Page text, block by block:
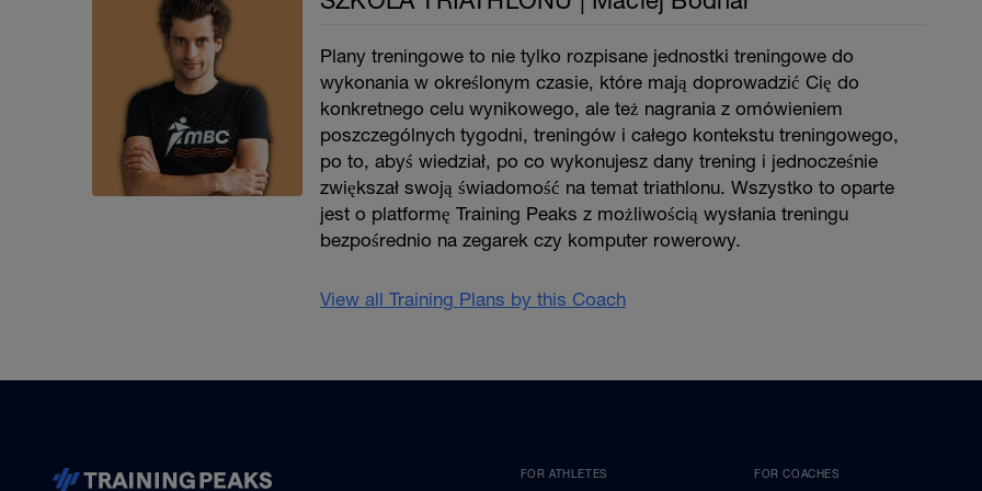
Plany treningowe to nie tylko rozpisane jednostki treningowe do
wykonania w określonym czasie, które mają doprowadzić Cię do
konkretnego celu wynikowego, ale też nagrania z omówieniem
poszczególnych tygodni, treningów i całego kontekstu treningowego,
po to, abyś wiedział, po co wykonujesz dany trening i jednocześnie
zwiększał swoją świadomość na temat triathlonu. Wszystko to oparte
jest o platformę Training Peaks z możliwością wysłania treningu
bezpośrednio na zegarek czy komputer rowerowy.
View all Training Plans by this Coach
FOR ATHLETES FOR COACHES